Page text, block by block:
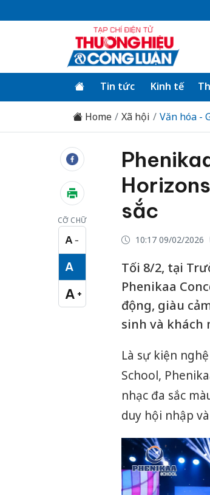
Tin tức Kinh tế
Home Xã hội Văn hóa -
CỠ CHỮ
A −
Cỡ chữ nhỏ
A
Cỡ chữ vừa
A +
Cỡ chữ lớn
sắc
10:17 09/02/2026
Tối 8/2, tại
Phenikaa
động, giàu
sinh và khách
Là sự kiện
School,
nhạc đa sắc
duy hội nhập